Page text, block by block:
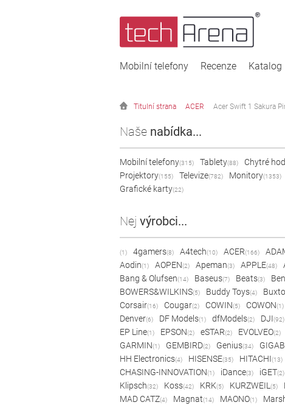
Mobilní telefony Recenze Katalog
Titulní strana ACER Acer Swift 1 Sakura
Naše nabídka...
Mobilní telefony(315) Tablety(88) Chytré
Projektory(155) Televize(782) Monitory(1353)
Grafické karty(22)
Nej výrobci...
(1) 4gamers(8) A4tech(10) ACER(166)
Aodin(1) AOPEN(2) Apeman(3) APPLE(48)
Bang & Olufsen(14) Baseus(7) Beats(3)
BOWERS&WILKINS(5) Buddy Toys(4)
Corsair(16) Cougar(2) COWIN(5) COWON(1)
Denver(6) DF Models(1) dfModels(2) DJI(92)
EP Line(1) EPSON(2) eSTAR(2) EVOLVEO(2)
GARMIN(1) GEMBIRD(2) Genius(34)
HH Electronics(4) HISENSE(35) HITACHI(13)
CHASING-INNOVATION(1) iDance(3) iGET(2)
Klipsch(32) Koss(42) KRK(5) KURZWEIL(5)
MAD CATZ(4) Magnat(14) MAONO(1)